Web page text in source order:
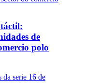
de
polo